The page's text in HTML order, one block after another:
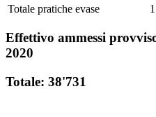
Totale pratiche evase
Effettivo ammessi
2020
Totale: 38'731